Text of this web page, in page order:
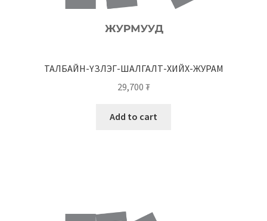
ТАЛБАЙН-ҮЗЛЭГ-ШАЛГАЛТ-ХИЙХ-ЖУРАМ
29,700 ₮
Add to cart